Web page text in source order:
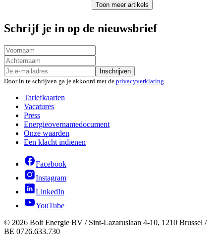
Toon meer artikels
Schrijf je in op de nieuwsbrief
Inschrijven
Door in te schrijven ga je akkoord met de privacyverklaring
Tariefkaarten
Vacatures
Press
Energieovernamedocument
Onze waarden
Een klacht indienen
Facebook
Instagram
LinkedIn
YouTube
© 2026 Bolt Energie BV / Sint-Lazaruslaan 4-10, 1210 Brussel /
BE 0726.633.730